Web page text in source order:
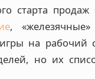
старта продаж
,
на рабочий
но их